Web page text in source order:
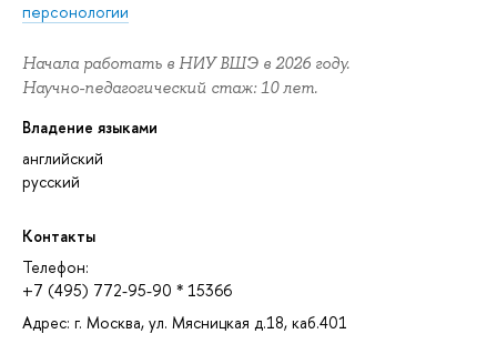
персонологии
Начала работать в НИУ ВШЭ в 2026 году.
Научно-педагогический стаж: 10 лет.
Владение языками
английский
русский
Контакты
Телефон:
+7 (495) 772-95-90 * 15366
Адрес: г. Москва, ул. Мясницкая д.18, каб.401